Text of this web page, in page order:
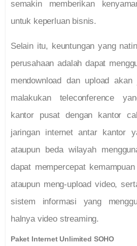
semakin memberikan
untuk keperluan bisnis.
Selain itu, keuntungan yang
perusahaan adalah dapat
mendownload dan upload
malakukan teleconference
kantor pusat dengan kantor
jaringan internet antar kantor
ataupun beda wilayah
dapat mempercepat
ataupun meng-upload video,
sistem informasi yang
halnya video streaming.
Paket Internet Unlimited SOHO